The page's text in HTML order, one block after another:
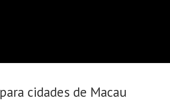
para cidades de Macau